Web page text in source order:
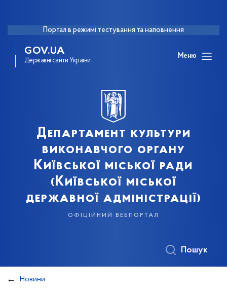
Портал в режимі тестування та наповнення
GOV.UA
Державні сайти України
Меню
Департамент культури
виконавчого органу
Київської міської ради
(Київської міської
державної адміністрації)
офіційний вебпортал
Пошук
Новини